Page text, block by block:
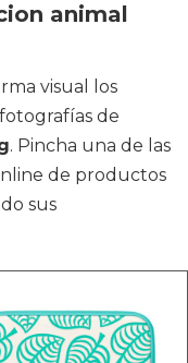
animal
visual los
de
. Pincha una de las
de productos
sus